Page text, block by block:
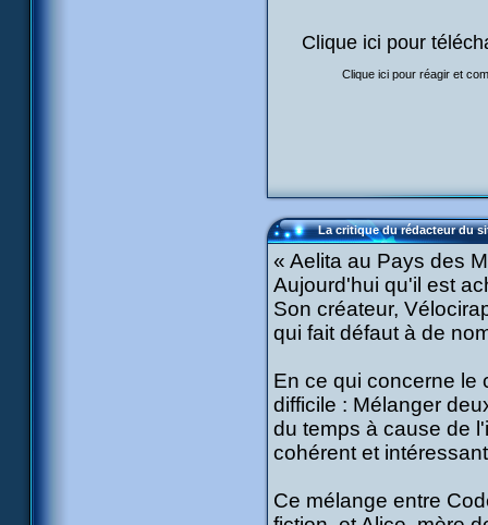
Clique ici pour
Clique ici pour réagir et
La critique du rédacteur du
« Aelita au Pays des
Aujourd'hui qu'il est
Son créateur,
qui fait défaut à de
En ce qui concerne le
difficile : Mélanger
du temps à cause de
cohérent et
Ce mélange entre